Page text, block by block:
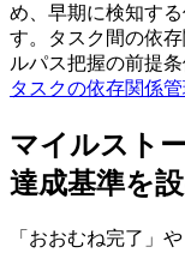
め、早期に検知す
す。タスク間の依
ルパス把握の前提
タスクの依存関係
マイルスト
達成基準を
「おおむね完了」